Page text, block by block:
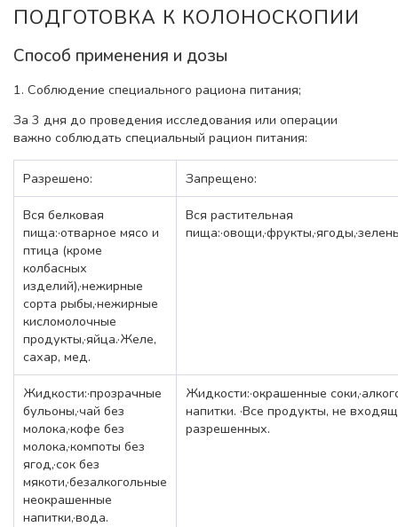
ПОДГОТОВКА К КОЛОНОСКОПИИ
Способ применения и дозы
1. Соблюдение специального рациона питания;
За 3 дня до проведения исследования или операции
важно соблюдать специальный рацион питания:
Разрешено: Запрещено:
Вся белковая
пища:·отварное мясо и
птица (кроме
колбасных
изделий),·нежирные
сорта рыбы,·нежирные
кисломолочные
продукты,·яйца.·Желе,
сахар, мед.
Вся растительная
Жидкости:·прозрачные
бульоны,·чай без
молока,·кофе без
молока,·компоты без
ягод,·сок без
мякоти,·безалкогольные
неокрашенные
напитки,·вода.
Жидкости:·окрашенные
напитки. ·Все продукты, не
разрешенных.